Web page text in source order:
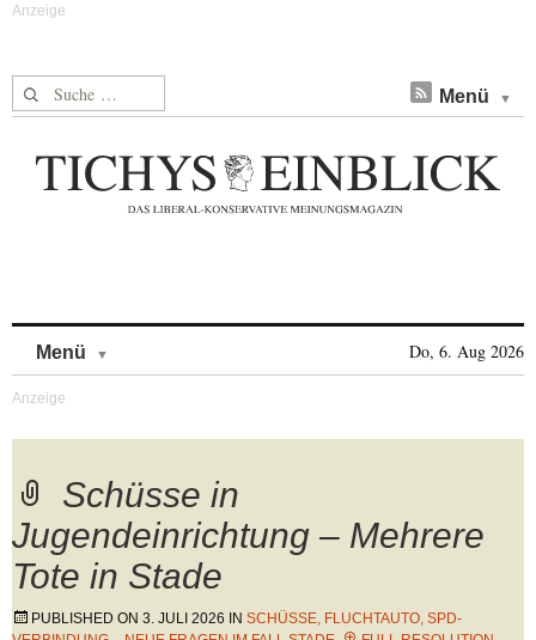
Suche nach: Menü
Menü Do, 6. Aug 2026
Schüsse in
Jugendeinrichtung – Mehrere
Tote in Stade
PUBLISHED ON 3. JULI 2026 IN SCHÜSSE, FLUCHTAUTO, SPD-